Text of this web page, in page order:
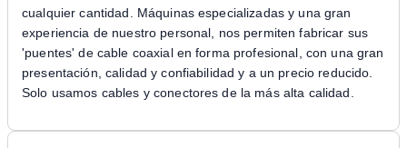
cualquier cantidad. Máquinas especializadas y una gran
experiencia de nuestro personal, nos permiten fabricar sus
'puentes' de cable coaxial en forma profesional, con una gran
presentación, calidad y confiabilidad y a un precio reducido.
Solo usamos cables y conectores de la más alta calidad.